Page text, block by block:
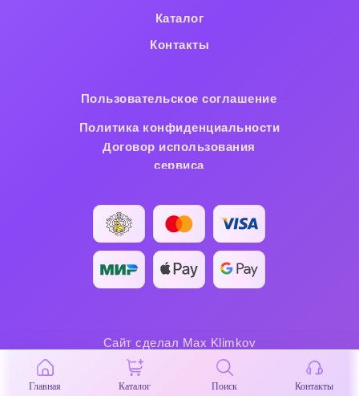
Главная Каталог Поиск Контакты
Контакты
Каталог
Сайт сделал Max Klimkov
Пользовательское cоглашение
Политика конфиденциальности
Договор использования
сервиса